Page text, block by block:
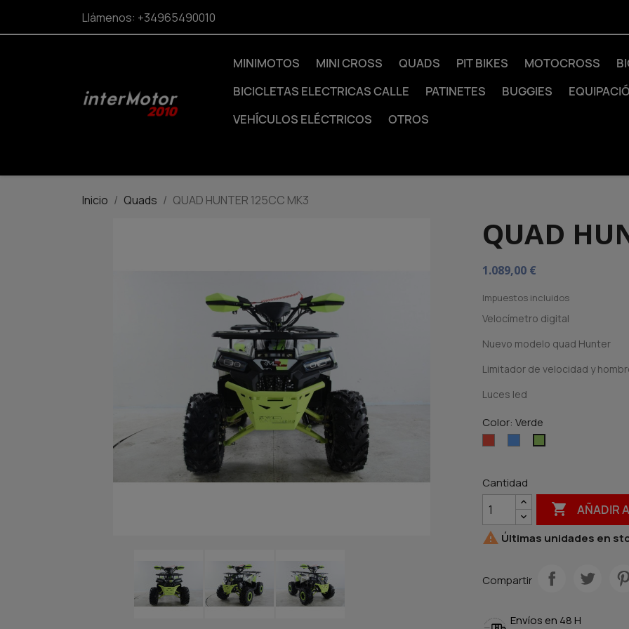
Llámenos: +34965490010
MINIMOTOS MINI CROSS QUADS PIT BIKES MOTOCROSS
BICICLETAS ELECTRICAS CALLE
PATINETES BUGGIES
VEHÍCULOS ELÉCTRICOS
OTROS
Inicio Quads QUAD HUNTER 125CC MK3
QUAD
1.089,00 €
Impuestos incluidos
Velocímetro digital
Nuevo modelo quad Hunter
Limitador de velocidad y
Luces led
Color: Verde
Cantidad
 AÑADIR
 Últimas unidades en
Compartir
Envíos en 48 H